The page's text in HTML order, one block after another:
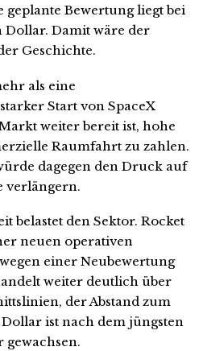
geplante Bewertung liegt bei
Dollar. Damit wäre der
Geschichte.
als eine
Start von SpaceX
weiter bereit ist, hohe
Raumfahrt zu zahlen.
dagegen den Druck auf
verlängern.
belastet den Sektor. Rocket
neuen operativen
einer Neubewertung
weiter deutlich über
der Abstand zum
ist nach dem jüngsten
gewachsen.